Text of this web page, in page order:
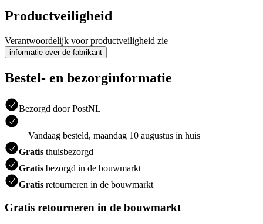
Productveiligheid
Verantwoordelijk voor productveiligheid zie
informatie over de fabrikant
Bestel- en bezorginformatie
Bezorgd door PostNL
Vandaag besteld, maandag 10 augustus in huis
Gratis thuisbezorgd
Gratis bezorgd in de bouwmarkt
Gratis retourneren in de bouwmarkt
Gratis retourneren in de bouwmarkt